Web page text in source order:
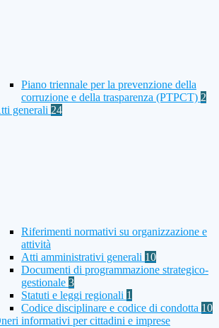
Piano triennale per la prevenzione della
corruzione e della trasparenza (PTPCT) 2
generali 24
Riferimenti normativi su organizzazione e
attività
Atti amministrativi generali 10
Documenti di programmazione strategico-
gestionale 3
Statuti e leggi regionali 1
Codice disciplinare e codice di condotta 10
informativi per cittadini e imprese